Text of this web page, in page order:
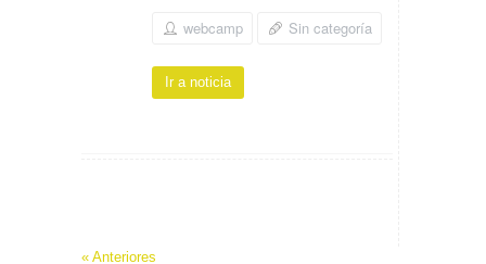
webcamp Sin categoría
Ir a noticia
« Anteriores